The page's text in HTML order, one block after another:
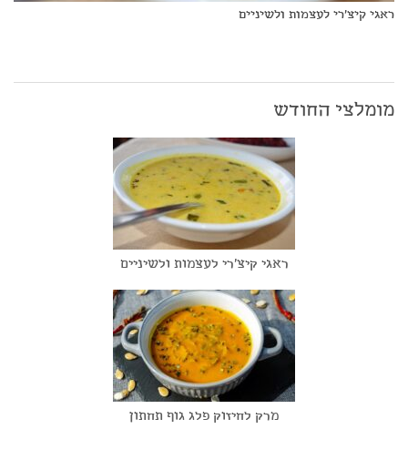
ראגי קיצ'רי לעצמות ולשיניים
מומלצי החודש
ראגי קיצ'רי לעצמות ולשיניים
מרק לחיזוק פלג גוף תחתון